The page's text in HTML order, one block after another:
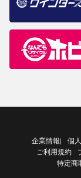
企業情報| 個
ご利用規約
特定商